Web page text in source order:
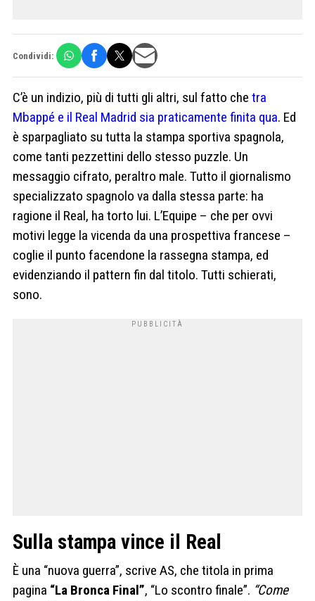
Condividi:
C’è un indizio, più di tutti gli altri, sul fatto che tra
Mbappé e il Real Madrid sia praticamente finita qua. Ed
è sparpagliato su tutta la stampa sportiva spagnola,
come tanti pezzettini dello stesso puzzle. Un
messaggio cifrato, peraltro male. Tutto il giornalismo
specializzato spagnolo va dalla stessa parte: ha
ragione il Real, ha torto lui. L’Equipe – che per ovvi
motivi legge la vicenda da una prospettiva francese –
coglie il punto facendone la rassegna stampa, ed
evidenziando il pattern fin dal titolo. Tutti schierati,
sono.
Sulla stampa vince il Real
È una “nuova guerra”, scrive AS, che titola in prima
pagina “La Bronca Final”, “Lo scontro finale”. “Come